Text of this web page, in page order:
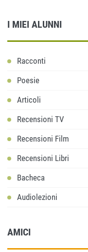
I MIEI ALUNNI
Racconti
Poesie
Articoli
Recensioni TV
Recensioni Film
Recensioni Libri
Bacheca
Audiolezioni
AMICI